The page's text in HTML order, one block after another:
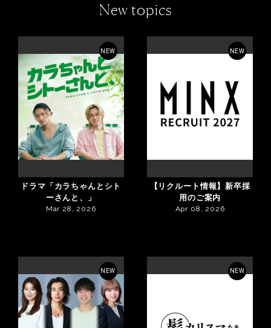
New topics
NEW
ドラマ「カラちゃんとシト
ーさんと、」
Mar 28, 2026
NEW
【リクルート情報】新卒採
用のご案内
Apr 08, 2026
NEW NEW